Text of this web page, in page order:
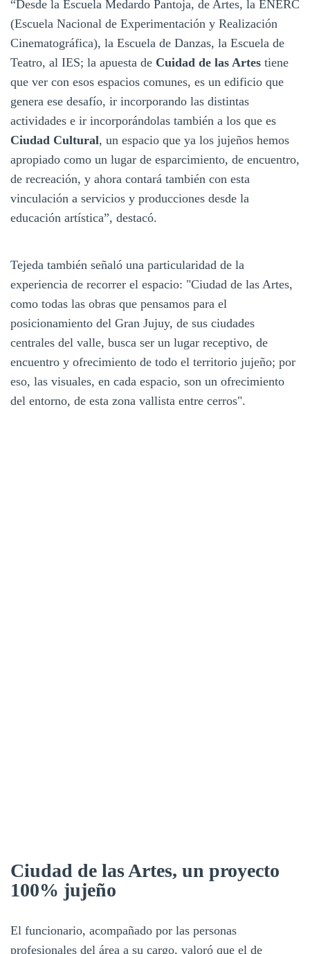
“Desde la Escuela Medardo Pantoja, de Artes, la ENERC
(Escuela Nacional de Experimentación y Realización
Cinematográfica), la Escuela de Danzas, la Escuela de
Teatro, al IES; la apuesta de Cuidad de las Artes tiene
que ver con esos espacios comunes, es un edificio que
genera ese desafío, ir incorporando las distintas
actividades e ir incorporándolas también a los que es
Ciudad Cultural, un espacio que ya los jujeños hemos
apropiado como un lugar de esparcimiento, de encuentro,
de recreación, y ahora contará también con esta
vinculación a servicios y producciones desde la
educación artística”, destacó.
Tejeda también señaló una particularidad de la
experiencia de recorrer el espacio: "Ciudad de las Artes,
como todas las obras que pensamos para el
posicionamiento del Gran Jujuy, de sus ciudades
centrales del valle, busca ser un lugar receptivo, de
encuentro y ofrecimiento de todo el territorio jujeño; por
eso, las visuales, en cada espacio, son un ofrecimiento
del entorno, de esta zona vallista entre cerros".
Ciudad de las Artes, un proyecto
100% jujeño
El funcionario, acompañado por las personas
profesionales del área a su cargo, valoró que el de